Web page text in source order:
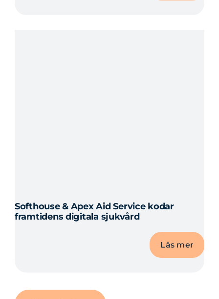
Softhouse & Apex Aid Service kodar
framtidens digitala sjukvård
Läs mer